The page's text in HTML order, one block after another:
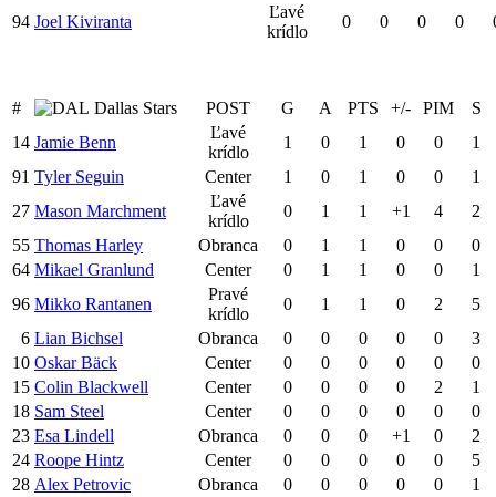
94 Joel Kiviranta
Ľavé
krídlo
0 0 0 0
# Dallas Stars POST G A PTS +/- PIM
S
14 Jamie Benn
Ľavé
krídlo
1 0 1 0 0
1
91 Tyler Seguin Center 1 0 1 0 0
1
27 Mason Marchment
Ľavé
krídlo
0 1 1 +1 4
2
55 Thomas Harley Obranca 0 1 1 0 0
0
64 Mikael Granlund Center 0 1 1 0 0
1
96 Mikko Rantanen
Pravé
krídlo
0 1 1 0 2
5
6 Lian Bichsel Obranca 0 0 0 0 0
3
10 Oskar Bäck Center 0 0 0 0 0
0
15 Colin Blackwell Center 0 0 0 0 2
1
18 Sam Steel Center 0 0 0 0 0
0
23 Esa Lindell Obranca 0 0 0 +1 0
2
24 Roope Hintz Center 0 0 0 0 0
5
28 Alex Petrovic Obranca 0 0 0 0 0
1